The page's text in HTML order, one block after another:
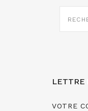
SUR
LETTRE
VOTRE